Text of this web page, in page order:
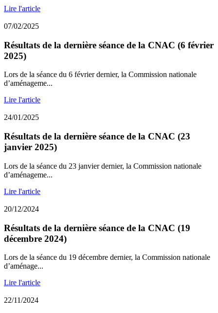
Lire l'article
07/02/2025
Résultats de la dernière séance de la CNAC (6 février
2025)
Lors de la séance du 6 février dernier, la Commission nationale
d’aménageme...
Lire l'article
24/01/2025
Résultats de la dernière séance de la CNAC (23
janvier 2025)
Lors de la séance du 23 janvier dernier, la Commission nationale
d’aménageme...
Lire l'article
20/12/2024
Résultats de la dernière séance de la CNAC (19
décembre 2024)
Lors de la séance du 19 décembre dernier, la Commission nationale
d’aménage...
Lire l'article
22/11/2024